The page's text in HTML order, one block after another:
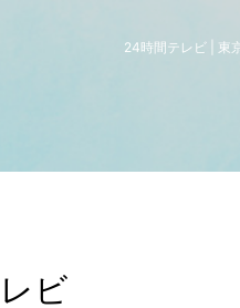
24時間テレビ | 東
ビ